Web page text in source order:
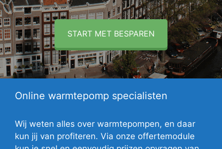
START MET BESPAREN
Online warmtepomp specialisten
Wij weten alles over warmtepompen, en daar
kun jij van profiteren. Via onze offertemodule